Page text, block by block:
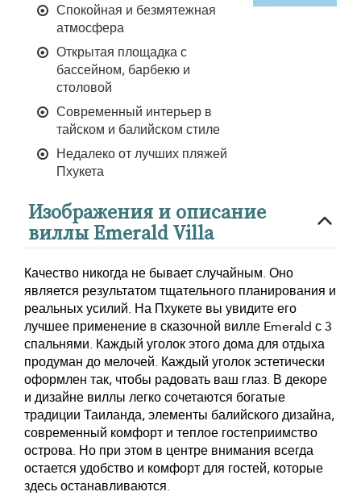
Спокойная и безмятежная
атмосфера
Открытая площадка с
бассейном, барбекю и
столовой
Современный интерьер в
тайском и балийском стиле
Недалеко от лучших пляжей
Пхукета
Изображения и описание
виллы Emerald Villa
Качество никогда не бывает случайным. Оно
является результатом тщательного планирования и
реальных усилий. На Пхукете вы увидите его
лучшее применение в сказочной вилле Emerald с 3
спальнями. Каждый уголок этого дома для отдыха
продуман до мелочей. Каждый уголок эстетически
оформлен так, чтобы радовать ваш глаз. В декоре
и дизайне виллы легко сочетаются богатые
традиции Таиланда, элементы балийского дизайна,
современный комфорт и теплое гостеприимство
острова. Но при этом в центре внимания всегда
остается удобство и комфорт для гостей, которые
здесь останавливаются.